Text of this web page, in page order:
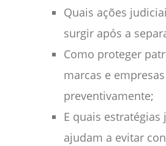
Quais ações
surgir após a
Como proteger
marcas e empresas
preventivamente;
E quais estratégias
ajudam a evitar